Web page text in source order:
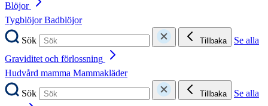
Blöjor
TygblöjorBadblöjor
Sök
Tillbaka
Se alla
Graviditet och förlossning
Hudvård mamma Mammakläder
Sök
Tillbaka
Se alla